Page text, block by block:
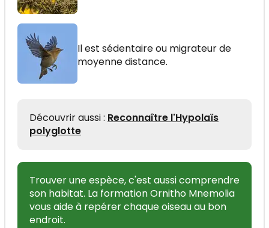
Il est sédentaire ou migrateur de
moyenne distance.
Découvrir aussi : Reconnaître l'Hypolaïs
polyglotte
Trouver une espèce, c'est aussi comprendre
son habitat. La formation Ornitho Mnemolia
vous aide à repérer chaque oiseau au bon
endroit.